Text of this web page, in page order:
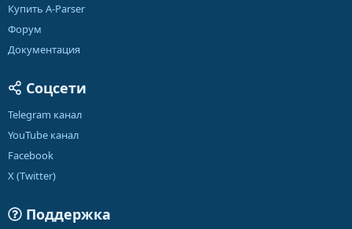
Купить A-Parser
Форум
Документация
Соцсети
Telegram канал
YouTube канал
Facebook
X (Twitter)
Поддержка